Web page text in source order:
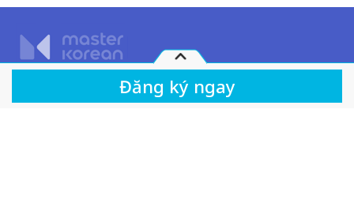
Quy chế hoạt động